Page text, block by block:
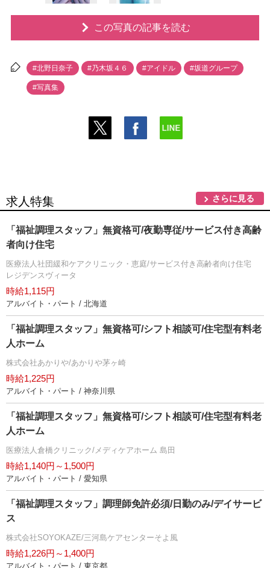
この写真の記事を読む
#北野日奈子 #乃木坂４６ #アイドル #坂道グループ
#写真集
求人特集 さらに見る
「福祉調理スタッフ」無資格可/夜勤専従/サービス付き高齢
者向け住宅
医療法人社団緩和ケアクリニック・恵庭/サービス付き高齢者向け住宅
レジデンスヴィータ
時給1,115円
アルバイト・パート / 北海道
「福祉調理スタッフ」無資格可/シフト相談可/住宅型有料老
人ホーム
株式会社あかりや/あかりや茅ヶ崎
時給1,225円
アルバイト・パート / 神奈川県
「福祉調理スタッフ」無資格可/シフト相談可/住宅型有料老
人ホーム
医療法人倉橋クリニック/メディケアホーム 島田
時給1,140円～1,500円
アルバイト・パート / 愛知県
「福祉調理スタッフ」調理師免許必須/日勤のみ/デイサービ
ス
株式会社SOYOKAZE/三河島ケアセンターそよ風
時給1,226円～1,400円
アルバイト・パート / 東京都